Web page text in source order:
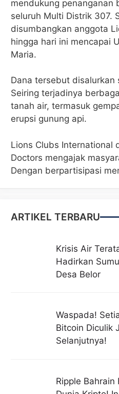
mendukung penanganan
seluruh Multi Distrik 307.
disumbangkan anggota
hingga hari ini mencapai
Maria.
Dana tersebut disalurkan
Seiring terjadinya
tanah air, termasuk
erupsi gunung api.
Lions Clubs International
Doctors mengajak
Dengan berpartisipasi
ARTIKEL TERBARU
Krisis Air
Hadirkan
Desa Belor
Waspada!
Bitcoin Diculik
Selanjutnya!
Ripple Bahrain